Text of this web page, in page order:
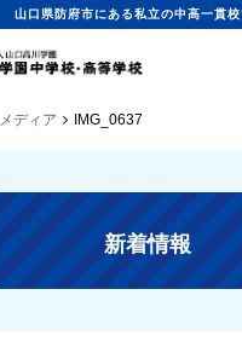
山口県防府市にある私立の中高一貫校
メディア IMG_0637
新着情報